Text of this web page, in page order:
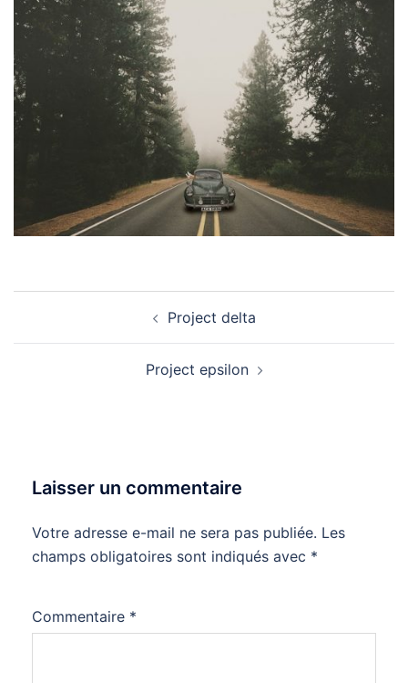
Project delta
Project epsilon
Laisser un commentaire
Votre adresse e-mail ne sera pas publiée. Les
champs obligatoires sont indiqués avec *
Commentaire *